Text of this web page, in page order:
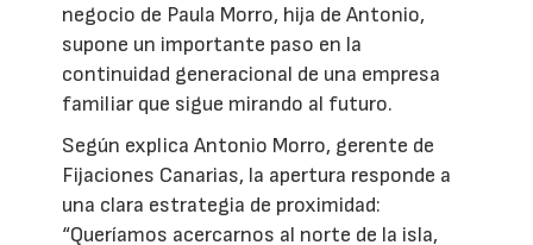
negocio de Paula Morro, hija de Antonio,
supone un importante paso en la
continuidad generacional de una empresa
familiar que sigue mirando al futuro.
Según explica Antonio Morro, gerente de
Fijaciones Canarias, la apertura responde a
una clara estrategia de proximidad:
“Queríamos acercarnos al norte de la isla,